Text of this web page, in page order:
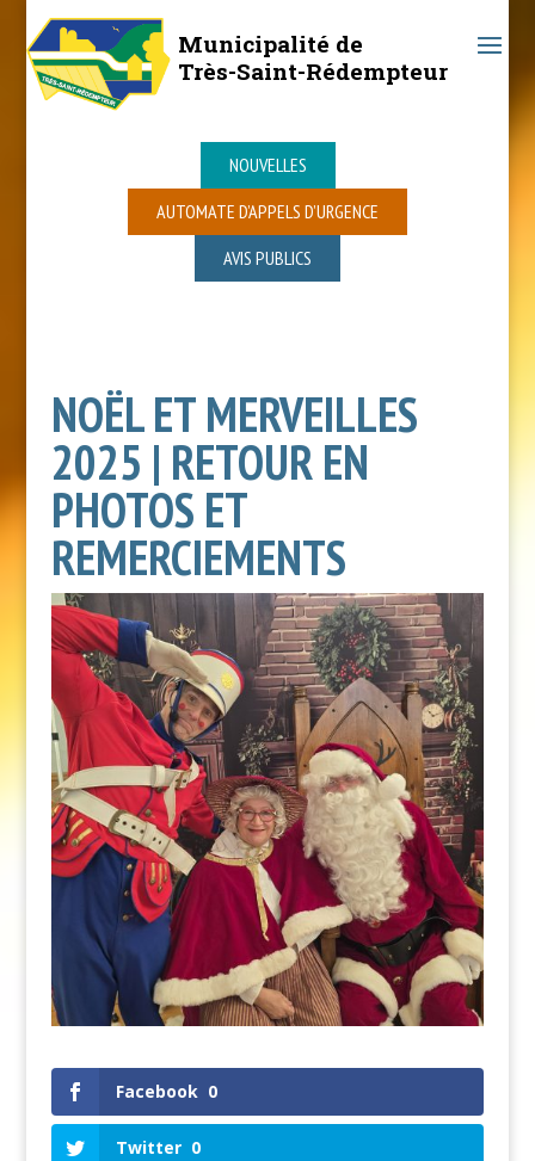
Municipalité de
Très-Saint-Rédempteur
NOUVELLES
AUTOMATE D’APPELS D’URGENCE
AVIS PUBLICS
NOËL ET MERVEILLES
2025 | RETOUR EN
PHOTOS ET
REMERCIEMENTS
Facebook 0
Twitter 0